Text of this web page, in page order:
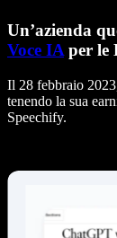
Un’azienda
Voce IAper le
Il 28 febbraio
tenendo la sua
Speechify.